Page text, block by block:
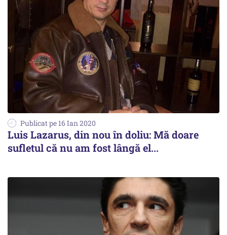
Publicat pe 16 Ian 2020
Luis Lazarus, din nou în doliu: Mă doare
sufletul că nu am fost lângă el...